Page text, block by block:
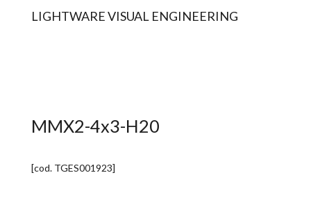
LIGHTWARE VISUAL ENGINEERING
MMX2-4x3-H20
[cod. TGES001923]